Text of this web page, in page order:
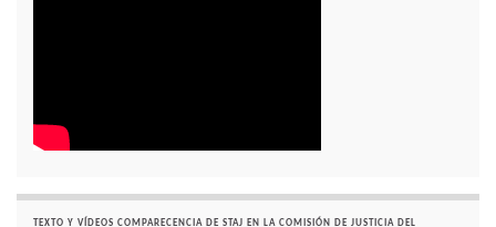
TEXTO Y VÍDEOS COMPARECENCIA DE STAJ EN LA COMISIÓN DE JUSTICIA DEL